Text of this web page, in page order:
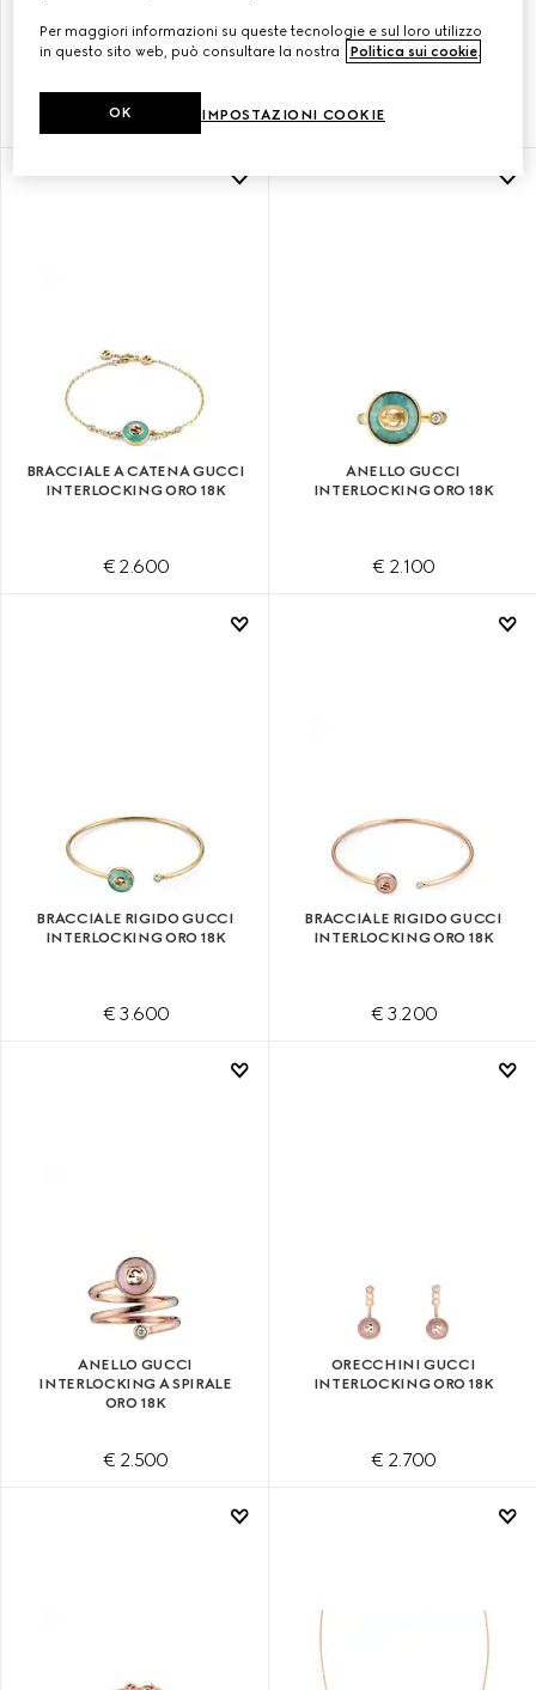
COLLANA GUCCI
INTERLOCKING ORO 18K CON
PENDENTE
€ 3.100
ORECCHINI GUCCI
INTERLOCKING ORO 18K
€ 2.950
BRACCIALE A CATENA GUCCI
INTERLOCKING ORO 18K
€ 2.600
ANELLO GUCCI
INTERLOCKING ORO 18K
€ 2.100
BRACCIALE RIGIDO GUCCI
INTERLOCKING ORO 18K
€ 3.600
BRACCIALE RIGIDO GUCCI
INTERLOCKING ORO 18K
€ 3.200
ANELLO GUCCI
INTERLOCKING A SPIRALE
ORO 18K
€ 2.500
ORECCHINI GUCCI
INTERLOCKING ORO 18K
€ 2.700
Per maggiori informazioni su queste tecnologie e sul loro utilizzo
in questo sito web, può consultare la nostra
Politica sui cookie
IMPOSTAZIONI COOKIE
OK